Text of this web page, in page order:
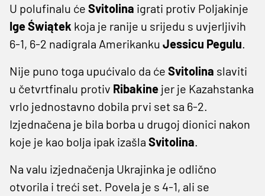
U polufinalu će Svitolina igrati protiv Poljakinje
Ige Świątek koja je ranije u srijedu s uvjerljivih
6-1, 6-2 nadigrala Amerikanku Jessicu Pegulu.
Nije puno toga upućivalo da će Svitolina slaviti
u četvrtfinalu protiv Ribakine jer je Kazahstanka
vrlo jednostavno dobila prvi set sa 6-2.
Izjednačena je bila borba u drugoj dionici nakon
koje je kao bolja ipak izašla Svitolina.
Na valu izjednačenja Ukrajinka je odlično
otvorila i treći set. Povela je s 4-1, ali se